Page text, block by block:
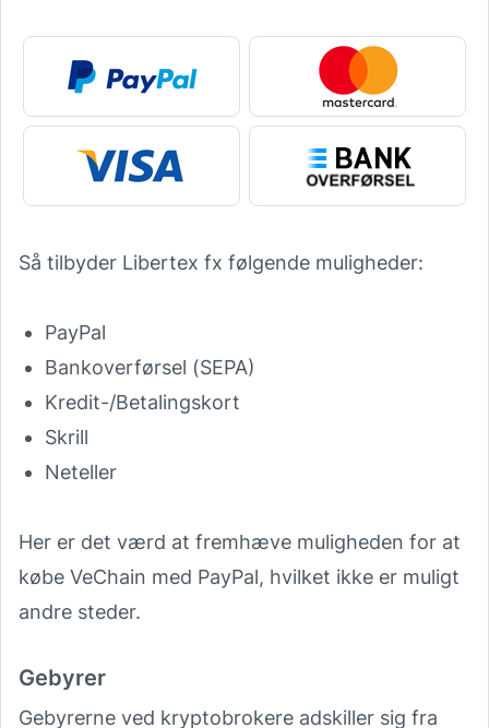
Så tilbyder Libertex fx følgende muligheder:
PayPal
Bankoverførsel (SEPA)
Kredit-/Betalingskort
Skrill
Neteller
Her er det værd at fremhæve muligheden for at
købe VeChain med PayPal, hvilket ikke er muligt
andre steder.
Gebyrer
Gebyrerne ved kryptobrokere adskiller sig fra